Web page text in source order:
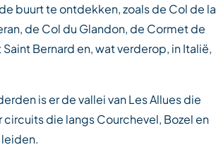
buurt te ontdekken, zoals de Col de la
de Col du Glandon, de Cormet de
Bernard en, wat verderop, in Italië,
is er de vallei van Les Allues die
die langs Courchevel, Bozel en